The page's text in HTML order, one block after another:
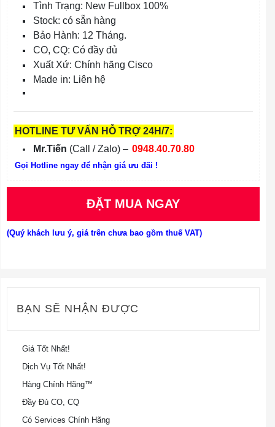
Tình Trạng: New Fullbox 100%
Stock: có sẵn hàng
Bảo Hành: 12 Tháng.
CO, CQ: Có đầy đủ
Xuất Xứ: Chính hãng Cisco
Made in: Liên hệ
HOTLINE TƯ VẤN HỖ TRỢ 24H/7:
Mr.Tiến (Call / Zalo) – 0948.40.70.80
Gọi Hotline ngay để nhận giá ưu đãi !
ĐẶT MUA NGAY
(Quý khách lưu ý, giá trên chưa bao gồm thuế VAT)
BẠN SẼ NHẬN ĐƯỢC
Giá Tốt Nhất!
Dịch Vụ Tốt Nhất!
Hàng Chính Hãng™
Đầy Đủ CO, CQ
Có Services Chính Hãng